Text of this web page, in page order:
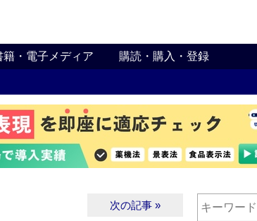
籍・電子メディア 購読・購入・登録
次の記事 »